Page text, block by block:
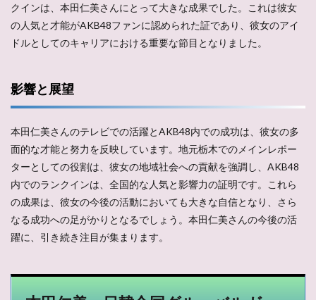
クインは、本田仁美さんにとって大きな成果でした。これは彼女
の人気と才能がAKB48ファンに認められた証であり、彼女のアイ
ドルとしてのキャリアにおける重要な節目となりました。
影響と展望
本田仁美さんのテレビでの活躍とAKB48内での成功は、彼女の多
面的な才能と努力を反映しています。地元栃木でのメインレポー
ターとしての役割は、彼女の地域社会への貢献を強調し、AKB48
内でのランクインは、全国的な人気と影響力の証明です。これら
の成果は、彼女の今後の活動においても大きな自信となり、さら
なる成功への足がかりとなるでしょう。本田仁美さんの今後の活
躍に、引き続き注目が集まります。